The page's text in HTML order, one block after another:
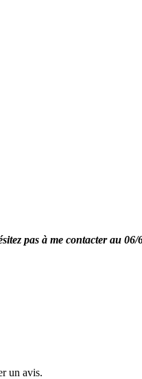
pas à me contacter au
un avis.